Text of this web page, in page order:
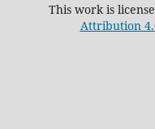
This work is
Attribution